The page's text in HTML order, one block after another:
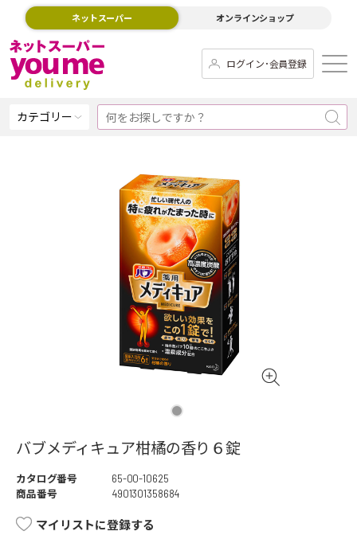
ネットスーパー オンラインショップ
ログイン･会員登録
カテゴリー
バブメディキュア柑橘の香り６錠
カタログ番号
65-00-10625
商品番号
4901301358684
マイリストに登録する